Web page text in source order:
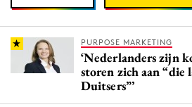
PURPOSE MARKETING
‘Nederlanders zijn
storen zich aan “die
Duitsers”’